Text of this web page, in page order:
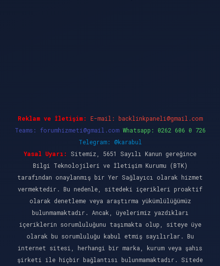
Reklam ve İletişim: E-mail: backlinkpaneli@gmail.com
Teams: forumhizmeti@gmail.com Whatsapp: 0262 606 0 726
Telegram: @karabul
Yasal Uyarı:
Sitemiz, 5651 Sayılı Kanun gereğince
Bilgi Teknolojileri ve İletişim Kurumu (BTK)
tarafından onaylanmış bir Yer Sağlayıcı olarak hizmet
vermektedir. Bu nedenle, sitedeki içerikleri proaktif
olarak denetleme veya araştırma yükümlülüğümüz
bulunmamaktadır. Ancak, üyelerimiz yazdıkları
içeriklerin sorumluluğunu taşımakta olup, siteye üye
olarak bu sorumluluğu kabul etmiş sayılırlar. Bu
internet sitesi, herhangi bir marka, kurum veya şahıs
şirketi ile hiçbir bağlantısı bulunmamaktadır. Sitede